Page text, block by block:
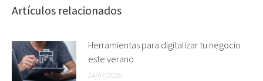
Artículos relacionados
Herramientas para digitalizar tu negocio
este verano
24/07/2026